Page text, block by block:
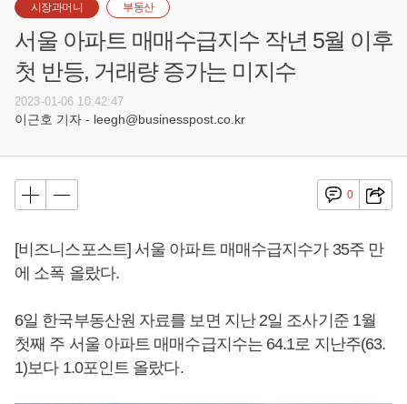
시장과머니 부동산
서울 아파트 매매수급지수 작년 5월 이후
첫 반등, 거래량 증가는 미지수
2023-01-06 10:42:47
이근호 기자 - leegh@businesspost.co.kr
0
[비즈니스포스트] 서울 아파트 매매수급지수가 35주 만
에 소폭 올랐다.
6일 한국부동산원 자료를 보면 지난 2일 조사기준 1월
첫째 주 서울 아파트 매매수급지수는 64.1로 지난주(63.
1)보다 1.0포인트 올랐다.